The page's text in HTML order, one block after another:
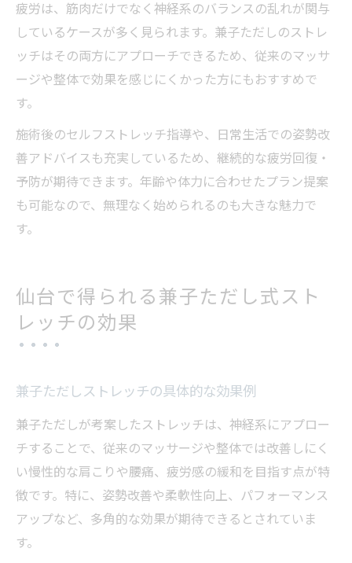
疲労は、筋肉だけでなく神経系のバランスの乱れが関与
しているケースが多く見られます。兼子ただしのストレ
ッチはその両方にアプローチできるため、従来のマッサ
ージや整体で効果を感じにくかった方にもおすすめで
す。
施術後のセルフストレッチ指導や、日常生活での姿勢改
善アドバイスも充実しているため、継続的な疲労回復・
予防が期待できます。年齢や体力に合わせたプラン提案
も可能なので、無理なく始められるのも大きな魅力で
す。
仙台で得られる兼子ただし式スト
レッチの効果
兼子ただしストレッチの具体的な効果例
兼子ただしが考案したストレッチは、神経系にアプロー
チすることで、従来のマッサージや整体では改善しにく
い慢性的な肩こりや腰痛、疲労感の緩和を目指す点が特
徴です。特に、姿勢改善や柔軟性向上、パフォーマンス
アップなど、多角的な効果が期待できるとされていま
す。